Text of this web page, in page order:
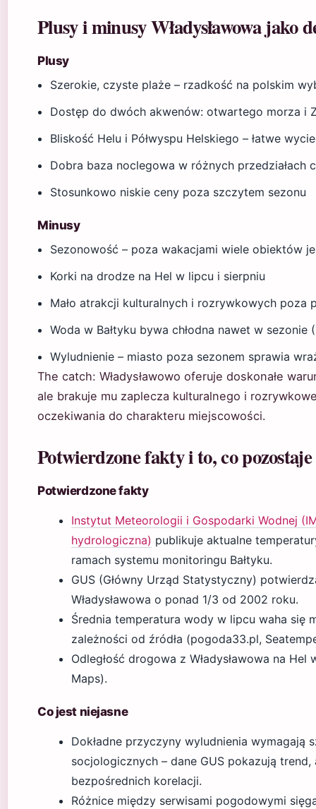
Plusy i minusy Władysławowa jako
Plusy
Szerokie, czyste plaże – rzadkość na polskim
Dostęp do dwóch akwenów: otwartego morza i
Bliskość Helu i Półwyspu Helskiego – łatwe
Dobra baza noclegowa w różnych przedziałach
Stosunkowo niskie ceny poza szczytem sezonu
Minusy
Sezonowość – poza wakacjami wiele obiektów
Korki na drodze na Hel w lipcu i sierpniu
Mało atrakcji kulturalnych i rozrywkowych poza
Woda w Bałtyku bywa chłodna nawet w sezonie
Wyludnienie – miasto poza sezonem sprawia
The catch: Władysławowo oferuje doskonałe
ale brakuje mu zaplecza kulturalnego i
oczekiwania do charakteru miejscowości.
Potwierdzone fakty i to, co
Potwierdzone fakty
Instytut Meteorologii i Gospodarki Wodnej
hydrologiczna) publikuje aktualne
ramach systemu monitoringu Bałtyku.
GUS (Główny Urząd Statystyczny)
Władysławowa o ponad 1/3 od 2002 roku.
Średnia temperatura wody w lipcu waha się
zależności od źródła (pogoda33.pl,
Odległość drogowa z Władysławowa na
Maps).
Co jest niejasne
Dokładne przyczyny wyludnienia wymagają
socjologicznych – dane GUS pokazują trend,
bezpośrednich korelacji.
Różnice między serwisami pogodowymi